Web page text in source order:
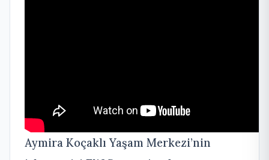
Aymira Koçaklı Yaşam Merkezi’nin